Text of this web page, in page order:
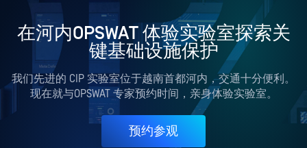
在河内OPSWAT 体验实验室探索关
键基础设施保护
我们先进的 CIP 实验室位于越南首都河内，交通十分便利。
现在就与OPSWAT 专家预约时间，亲身体验实验室。
预约参观